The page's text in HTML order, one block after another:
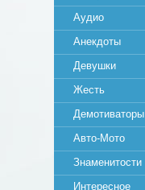
Аудио
Анекдоты
Девушки
Жесть
Демотиваторы
Авто-Мото
Знаменитости
Интересное